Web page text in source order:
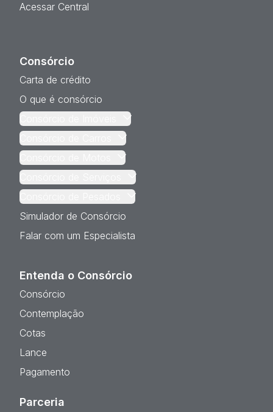
Acessar Central
Consórcio
Carta de crédito
O que é consórcio
Simulador de Consórcio
Falar com um Especialista
Entenda o Consórcio
Consórcio
Contemplação
Cotas
Lance
Pagamento
Parceria